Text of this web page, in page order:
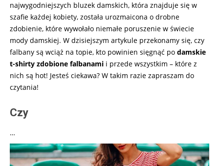
najwygodniejszych bluzek damskich, która znajduje się w
szafie każdej kobiety, została urozmaicona o drobne
zdobienie, które wywołało niemałe poruszenie w świecie
mody damskiej. W dzisiejszym artykule przekonamy się, czy
falbany są wciąż na topie, kto powinien sięgnąć po damskie
t-shirty zdobione falbanami i przede wszystkim – które z
nich są hot! Jesteś ciekawa? W takim razie zapraszam do
czytania!
Czy
…